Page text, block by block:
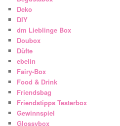
Deko
DIY
dm Lieblinge Box
Doubox
Düfte
ebelin
Fairy-Box
Food & Drink
Friendsbag
Friendstipps Testerbox
Gewinnspiel
Glossybox